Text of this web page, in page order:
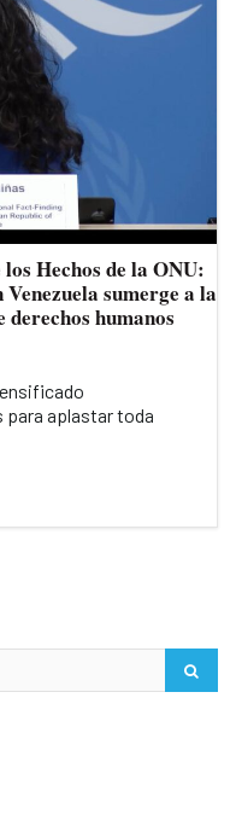
Hechos de la ONU:
sumerge a la
humanos
aplastar toda